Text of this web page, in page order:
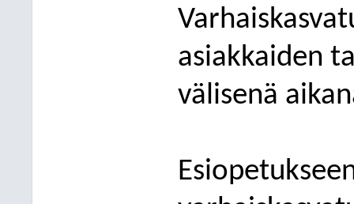
asiakkaiden
välisenä